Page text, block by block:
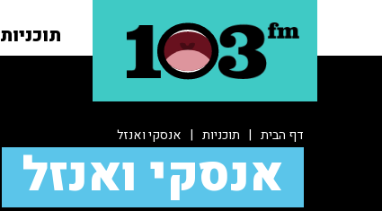
תוכניות
דף הבית | תוכניות | אנסקי ואנזל
אנסקי ואנזל